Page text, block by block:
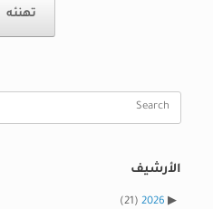
تهنئه
Search
الأرشيف
2026
(21)